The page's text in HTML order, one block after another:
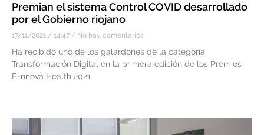
Premian el sistema Control COVID desarrollado
por el Gobierno riojano
17/11/2021 14:47 No hay comentarios
Ha recibido uno de los galardones de la categoría
Transformación Digital en la primera edición de los Premios
E-nnova Health 2021